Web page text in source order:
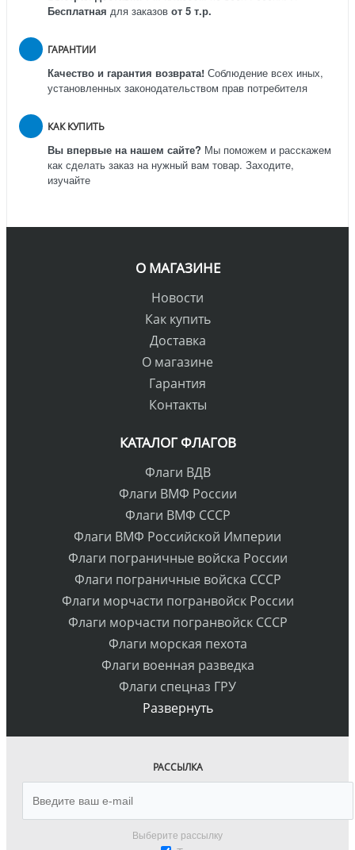
Бесплатная для заказов от 5 т.р.
ГАРАНТИИ
Качество и гарантия возврата! Соблюдение всех иных,
установленных законодательством прав потребителя
КАК КУПИТЬ
Вы впервые на нашем сайте? Мы поможем и расскажем
как сделать заказ на нужный вам товар. Заходите,
изучайте
О МАГАЗИНЕ
Новости
Как купить
Доставка
О магазине
Гарантия
Контакты
КАТАЛОГ ФЛАГОВ
Флаги ВДВ
Флаги ВМФ России
Флаги ВМФ СССР
Флаги ВМФ Российской Империи
Флаги пограничные войска России
Флаги пограничные войска СССР
Флаги морчасти погранвойск России
Флаги морчасти погранвойск СССР
Флаги морская пехота
Флаги военная разведка
Флаги спецназ ГРУ
Развернуть
РАССЫЛКА
Выберите рассылку